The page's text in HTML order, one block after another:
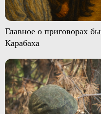
Главное о приговорах
Карабаха